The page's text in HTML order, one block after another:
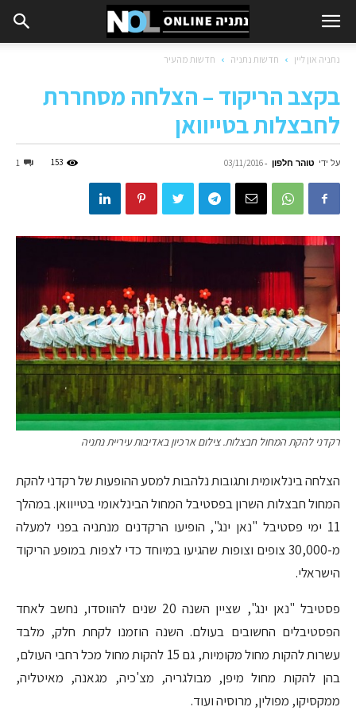
נתניה און ליין חדשות נתניה חדשות מהעיר
בקצב הריקוד – הצלחה מסחררת
לחבצלות בטייוואן
על ידי טוהר חלפון -
03/11/2016
1 153
רקדני להקת המחול חבצלות. צילום ארכיון באדיבות עיריית נתניה
הצלחה בינלאומית ותגובות נלהבות למסע ההופעות של רקדני להקת
המחול חבצלות השרון בפסטיבל המחול הבינלאומי בטייוואן. במהלך
11 ימי פסטיבל "נאן ינג", הופיעו הרקדנים מנתניה בפני למעלה
מ-30,000 צופים וצופות שהגיעו במיוחד כדי לצפות במופע הריקוד
הישראלי.
פסטיבל "נאן ינג", שציין השנה 20 שנים להווסדו, נחשב לאחד
הפסטיבלים החשובים בעולם. השנה הוזמנו לקחת חלק, מלבד
עשרות להקות מחול מקומיות, גם 15 להקות מחול מכל רחבי העולם,
בהן להקות מחול מיפן, מבולגריה, מצ'כיה, מגאנה, מאיטליה,
ממקסיקו, מפולין, מרוסיה ועוד.